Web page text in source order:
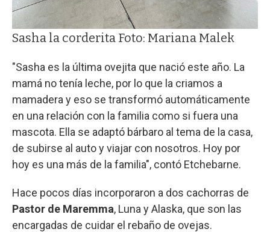
Sasha la corderita Foto: Mariana Malek
"Sasha es la última ovejita que nació este año. La
mamá no tenía leche, por lo que la criamos a
mamadera y eso se transformó automáticamente
en una relación con la familia como si fuera una
mascota. Ella se adaptó bárbaro al tema de la casa,
de subirse al auto y viajar con nosotros. Hoy por
hoy es una más de la familia", contó Etchebarne.
Hace pocos días incorporaron a dos cachorras de
Pastor de Maremma, Luna y Alaska, que son las
encargadas de cuidar el rebaño de ovejas.